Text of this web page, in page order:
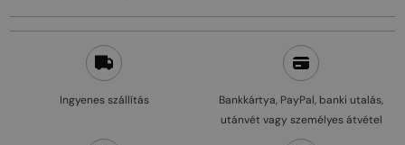
Ingyenes szállítás
Bankkártya, PayPal, banki utalás,
utánvét vagy személyes átvétel